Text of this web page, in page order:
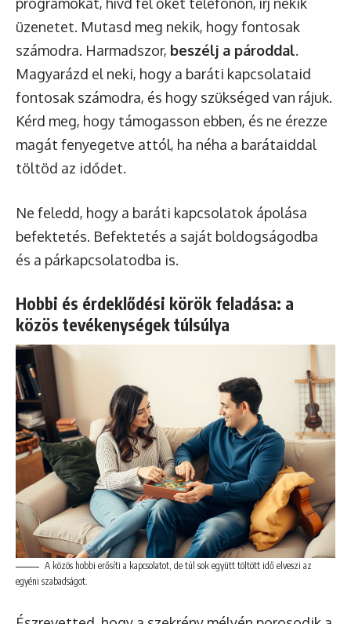
üzenetet. Mutasd meg nekik, hogy fontosak
számodra. Harmadszor, beszélj a pároddal.
Magyarázd el neki, hogy a baráti kapcsolataid
fontosak számodra, és hogy szükséged van rájuk.
Kérd meg, hogy támogasson ebben, és ne érezze
magát fenyegetve attól, ha néha a barátaiddal
töltöd az idődet.
Ne feledd, hogy a baráti kapcsolatok ápolása
befektetés. Befektetés a saját boldogságodba
és a párkapcsolatodba is.
Hobbi és érdeklődési körök feladása: a
közös tevékenységek túlsúlya
A közös hobbi erősíti a kapcsolatot, de túl sok együtt töltött idő elveszi az
egyéni szabadságot.